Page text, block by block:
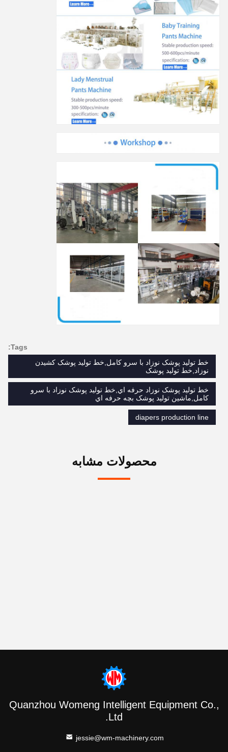
Tags:
خط توليد پوشک نوزاد با سرو کامل,خط توليد پوشک کشيدن
نوزاد,خط تولید پوشک
خط توليد پوشک نوزاد حرفه اي,خط توليد پوشک نوزاد با سرو
کامل,ماشين توليد پوشک بچه حرفه اي
diapers production line
محصولات مشابه
Quanzhou Womeng Intelligent Equipment Co.,
Ltd.
jessie@wm-machinery.com